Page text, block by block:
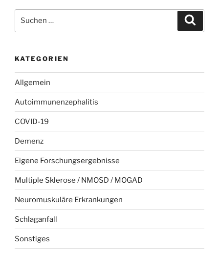
nach:
KATEGORIEN
Allgemein
Autoimmunenzephalitis
COVID-19
Demenz
Eigene Forschungsergebnisse
Multiple Sklerose / NMOSD / MOGAD
Neuromuskuläre Erkrankungen
Schlaganfall
Sonstiges